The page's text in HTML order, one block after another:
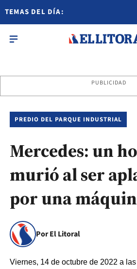
TEMAS DEL DÍA:
PUBLICIDAD
PREDIO DEL PARQUE INDUSTRIAL
Mercedes: un
murió al ser
por una
Por El Litoral
Viernes, 14 de octubre de 2022 a